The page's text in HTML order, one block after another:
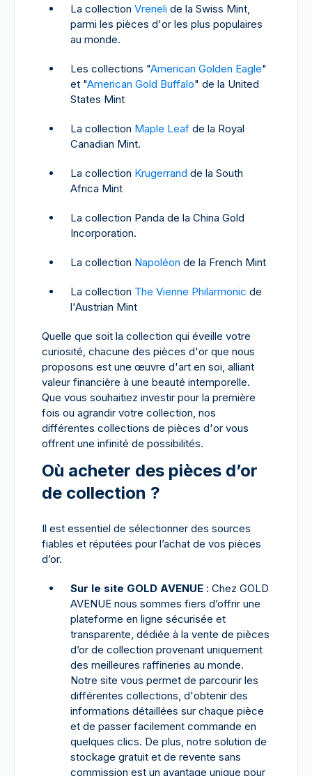
La collection Vreneli de la Swiss Mint,
parmi les pièces d'or les plus populaires
au monde.
Les collections "American Golden Eagle"
et "American Gold Buffalo" de la United
States Mint
La collection Maple Leaf de la Royal
Canadian Mint.
La collection Krugerrand de la South
Africa Mint
La collection Panda de la China Gold
Incorporation.
La collection Napoléon de la French Mint
La collection The Vienne Philarmonic de
l'Austrian Mint
Quelle que soit la collection qui éveille votre
curiosité, chacune des pièces d'or que nous
proposons est une œuvre d'art en soi, alliant
valeur financière à une beauté intemporelle.
Que vous souhaitiez investir pour la première
fois ou agrandir votre collection, nos
différentes collections de pièces d'or vous
offrent une infinité de possibilités.
Où acheter des pièces d’or
de collection ?
Il est essentiel de sélectionner des sources
fiables et réputées pour l’achat de vos pièces
d’or.
Sur le site GOLD AVENUE : Chez GOLD
AVENUE nous sommes fiers d’offrir une
plateforme en ligne sécurisée et
transparente, dédiée à la vente de pièces
d’or de collection provenant uniquement
des meilleures raffineries au monde.
Notre site vous permet de parcourir les
différentes collections, d'obtenir des
informations détaillées sur chaque pièce
et de passer facilement commande en
quelques clics. De plus, notre solution de
stockage gratuit et de revente sans
commission est un avantage unique pour